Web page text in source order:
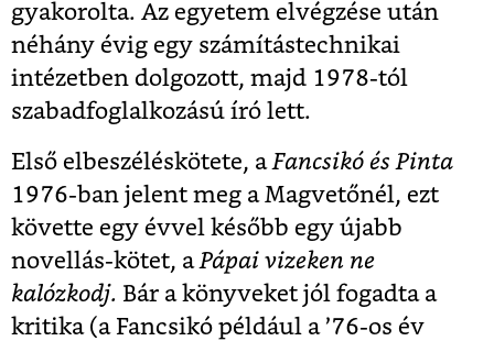
gyakorolta. Az egyetem elvégzése után
néhány évig egy számítástechnikai
intézetben dolgozott, majd 1978-tól
szabadfoglalkozású író lett.
Első elbeszéléskötete, aFancsikó és Pinta
1976-ban jelent meg a Magvetőnél, ezt
követte egy évvel később egy újabb
novellás-kötet, aPápai vizeken ne
kalózkodj. Bár a könyveket jól fogadta a
kritika (a Fancsikó például a ’76-os év